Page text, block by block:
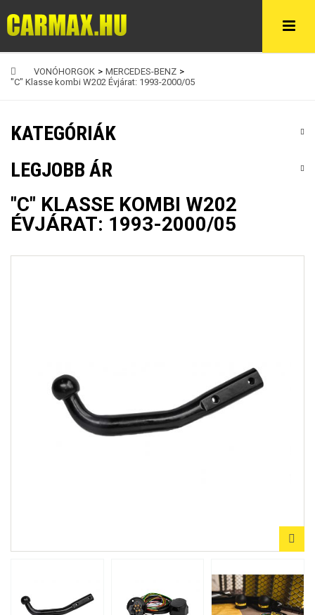
VONÓHORGOK > MERCEDES-BENZ >
"C" Klasse kombi W202 Évjárat: 1993-2000/05
KATEGÓRIÁK
LEGJOBB ÁR
"C" KLASSE KOMBI W202
ÉVJÁRAT: 1993-2000/05